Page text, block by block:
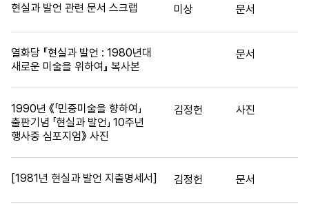
현실과 발언 관련 문서 스크랩 미상 문서
열화당 『현실과 발언 : 1980년대
새로운 미술을 위하여』 복사본
문서
1990년 《「민중미술을 향하여」
출판기념 「현실과 발언」 10주년
행사중 심포지엄》 사진
김정헌 사진
[1981년 현실과 발언 지출명세서] 김정헌 문서